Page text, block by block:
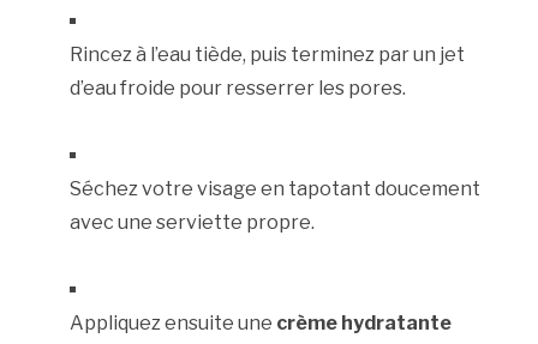
Rincez à l’eau tiède, puis terminez par un jet
d’eau froide pour resserrer les pores.
Séchez votre visage en tapotant doucement
avec une serviette propre.
Appliquez ensuite une crème hydratante